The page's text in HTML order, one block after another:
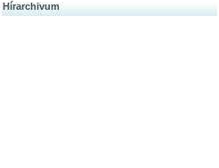
Hírarchivum